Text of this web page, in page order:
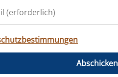
Abschicken